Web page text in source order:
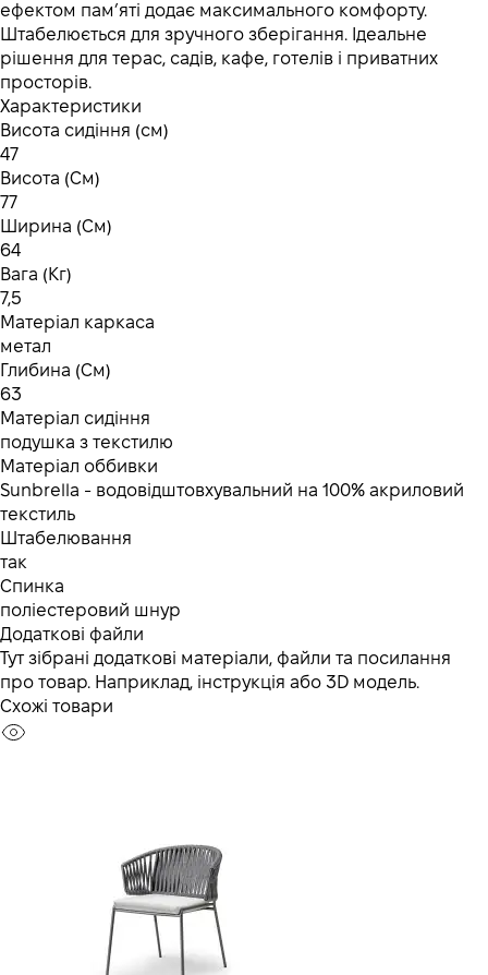
ефектом пам’яті додає максимального комфорту.
Штабелюється для зручного зберігання. Ідеальне
рішення для терас, садів, кафе, готелів і приватних
просторів.
Характеристики
Висота сидіння (см)
47
Висота (См)
77
Ширина (См)
64
Вага (Кг)
7,5
Матеріал каркаса
метал
Глибина (См)
63
Матеріал сидіння
подушка з текстилю
Матеріал оббивки
Sunbrella - водовідштовхувальний на 100% акриловий
текстиль
Штабелювання
так
Спинка
поліестеровий шнур
Додаткові файли
Тут зібрані додаткові матеріали, файли та посилання
про товар. Наприклад, інструкція або 3D модель.
Схожі товари